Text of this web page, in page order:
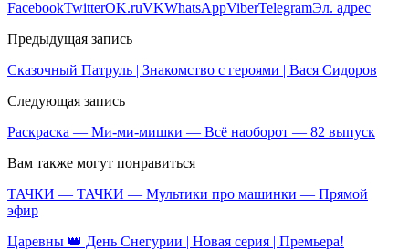
FacebookTwitterOK.ruVKWhatsAppViberTelegramЭл. адрес
Предыдущая запись
Сказочный Патруль | Знакомство с героями | Вася Сидоров
Следующая запись
Раскраска — Ми-ми-мишки — Всё наоборот — 82 выпуск
Вам также могут понравиться
ТАЧКИ — ТАЧКИ — Мультики про машинки — Прямой
эфир
Царевны 👑 День Снегурии | Новая серия | Премьера!